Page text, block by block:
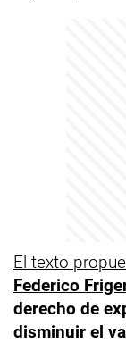
El texto
Federico
derecho de
disminuir el